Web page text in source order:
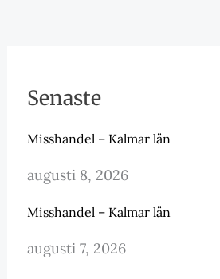
Senaste
Misshandel – Kalmar län
augusti 8, 2026
Misshandel – Kalmar län
augusti 7, 2026